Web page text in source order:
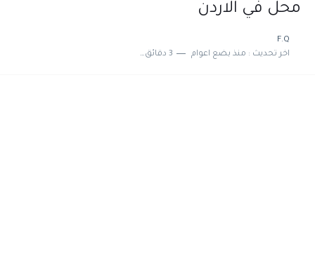
محل في الاردن
F.Q
اخر تحديث : منذ بضع اعوام 3 دقائق للقراءة